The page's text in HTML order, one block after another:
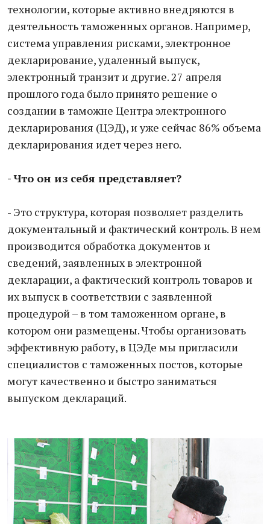
технологии, которые активно внедряются в
деятельность таможенных органов. Например,
система управления рисками, электронное
декларирование, удаленный выпуск,
электронный транзит и другие. 27 апреля
прошлого года было принято решение о
создании в таможне Центра электронного
декларирования (ЦЭД), и уже сейчас 86% объема
декларирования идет через него.
- Что он из себя представляет?
- Это структура, которая позволяет разделить
документальный и фактический контроль. В нем
производится обработка документов и
сведений, заявленных в электронной
декларации, а фактический контроль товаров и
их выпуск в соответствии с заявленной
процедурой – в том таможенном органе, в
котором они размещены. Чтобы организовать
эффективную работу, в ЦЭДе мы пригласили
специалистов с таможенных постов, которые
могут качественно и быстро заниматься
выпуском деклараций.